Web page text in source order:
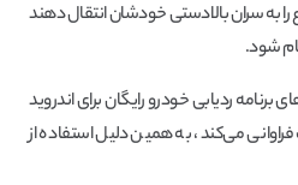
به سران بالادستی خودشان انتقال دهند
شود.
برنامه ردیابی خودرو رایگان برای اندروید
می‌کند، به همین دلیل استفاده از